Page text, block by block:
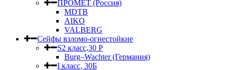
ПРОМЕТ (Россия)
MDTB
AIKO
VALBERG
Сейфы взломо-огнестойкие
S2 класс,30 Р
Burg–Wachter (Германия)
I класс, 30Б